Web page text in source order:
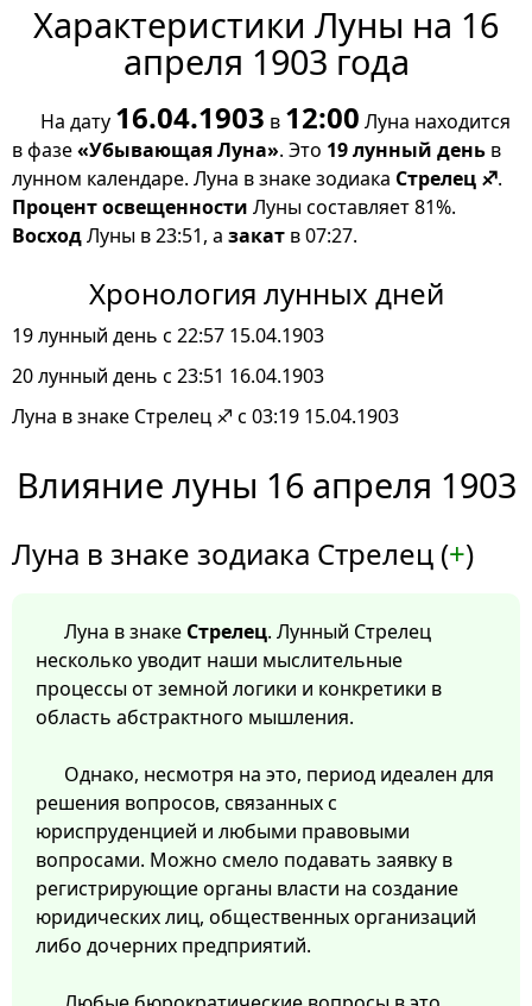
Характеристики Луны на 16
апреля 1903 года
На дату 16.04.1903 в 12:00 Луна находится
в фазе«Убывающая Луна». Это 19 лунный день в
лунном календаре. Луна в знаке зодиака Стрелец ♐.
Процент освещенности Луны составляет 81%.
ВосходЛуны в 23:51, а закат в 07:27.
Хронология лунных дней
19 лунный день с 22:57 15.04.1903
20 лунный день с 23:51 16.04.1903
Луна в знаке Стрелец ♐ с 03:19 15.04.1903
Влияние луны 16 апреля 1903
Луна в знаке зодиака Стрелец (+)
Луна в знаке Стрелец. Лунный Стрелец
несколько уводит наши мыслительные
процессы от земной логики и конкретики в
область абстрактного мышления.
Однако, несмотря на это, период идеален для
решения вопросов, связанных с
юриспруденцией и любыми правовыми
вопросами. Можно смело подавать заявку в
регистрирующие органы власти на создание
юридических лиц, общественных организаций
либо дочерних предприятий.